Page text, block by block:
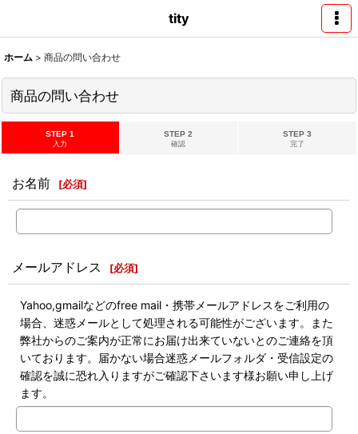
tity
ホーム > 商品の問い合わせ
商品の問い合わせ
STEP 1
入力
STEP 2
確認
STEP 3
完了
お名前 [必須]
メールアドレス [必須]
Yahoo,gmailなどのfree mail・携帯メールアドレスをご利用の
場合、迷惑メールとして処理される可能性がございます。また
弊社からのご案内が正常にお届け出来ていないとのご連絡を頂
いております。届かない場合迷惑メールフォルダ・受信設定の
確認を誠に恐れ入りますがご確認下さいます様お願い申し上げ
ます。